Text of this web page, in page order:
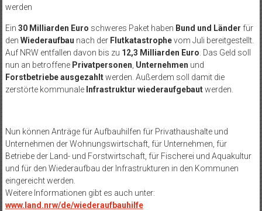
werden
Ein 30 Milliarden Euro schweres Paket haben Bund und Länder für
den Wiederaufbau nach der Flutkatastrophevom Juli bereitgestellt.
Auf NRW entfallen davon bis zu 12,3 Milliarden Euro . Das Geld soll
nun an betroffene Privatpersonen Unternehmen und
Forstbetriebe ausgezahltwerden. Außerdem soll damit die
zerstörte kommunale Infrastruktur wiederaufgebautwerden.
Nun können Anträge für Aufbauhilfen für Privathaushalte und
Unternehmen der Wohnungswirtschaft, für Unternehmen, für
Betriebe der Land- und Forstwirtschaft, für Fischerei und Aquakultur
und für den Wiederaufbau der Infrastrukturen in den Kommunen
eingereicht werden.
Weitere Informationen gibt es auch unter:
www.land.nrw/de/wiederaufbauhilfe